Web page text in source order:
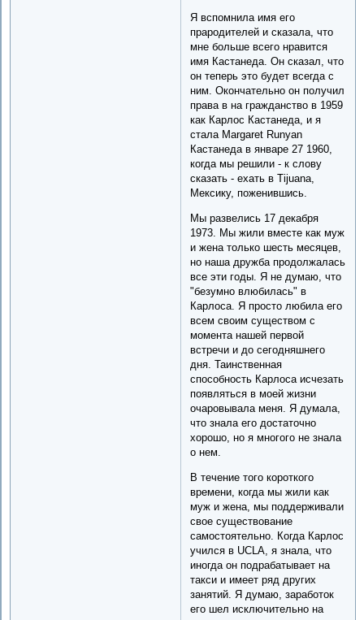
Я вспомнила имя его
прародителей и сказала, что
мне больше всего нравится
имя Кастанедa. Он сказал, что
он теперь это будет всегда с
ним. Окончательно он получил
права в на гражданство в 1959
как Карлос Кастанедa, и я
стала Margaret Runyan
Кастанедa в январе 27 1960,
когда мы решили - к слову
сказать - ехать в Tijuana,
Мексику, поженившись.
Мы развелись 17 декабря
1973. Мы жили вместе как муж
и жена только шесть месяцев,
но наша дружба продолжалась
все эти годы. Я не думаю, что
"безумно влюбилась" в
Карлоса. Я просто любила его
всем своим существом с
момента нашей первой
встречи и до сегодняшнего
дня. Таинственная
способность Карлоса исчезать
появляться в моей жизни
очаровывала меня. Я думала,
что знала его достаточно
хорошо, но я многого не знала
о нем.
В течение того короткого
времени, когда мы жили как
муж и жена, мы поддерживали
свое существование
самостоятельно. Когда Карлос
учился в UCLA, я знала, что
иногда он подрабатывает на
такси и имеет ряд других
занятий. Я думаю, заработок
его шел исключительно на